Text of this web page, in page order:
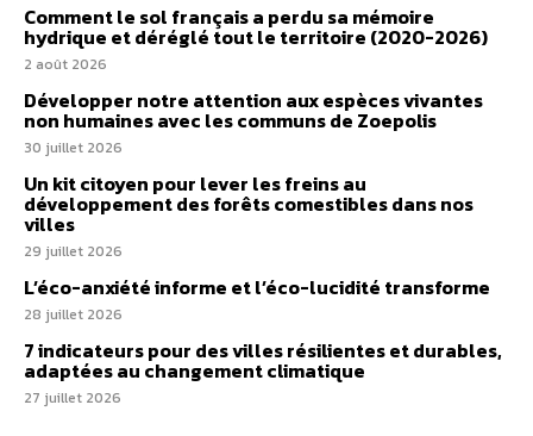
Comment le sol français a perdu sa mémoire
hydrique et déréglé tout le territoire (2020-2026)
2 août 2026
Développer notre attention aux espèces vivantes
non humaines avec les communs de Zoepolis
30 juillet 2026
Un kit citoyen pour lever les freins au
développement des forêts comestibles dans nos
villes
29 juillet 2026
L’éco-anxiété informe et l’éco-lucidité transforme
28 juillet 2026
7 indicateurs pour des villes résilientes et durables,
adaptées au changement climatique
27 juillet 2026